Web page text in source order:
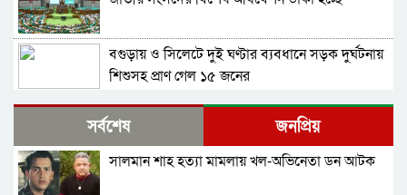
বগুড়ায় ও সিলেটে দুই ঘণ্টার ব্যবধানে সড়ক দুর্ঘটনায়
শিশুসহ প্রাণ গেল ১৫ জনের
বিমানবন্দরে ভিআইপি-সিআইপিসহ সবাইকে তল্লাশির
নির্দেশ
বিটিভির মহাপরিচালক হলেন কাজী জেসিন
সর্বশেষ জনপ্রিয়
সালমান শাহ হত্যা মামলায় খল-অভিনেতা ডন আটক